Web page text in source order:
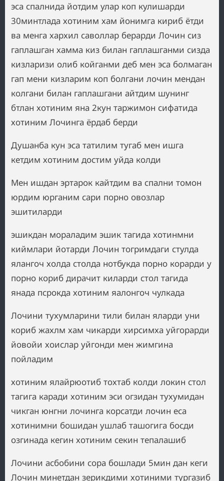
эса спалнида йотдим улар коп кулишарди
30минтлада хотиним хам йонимга кириб ётди
ва менга хархил саволлар берарди Лочин сиз
гаплашган хамма киз билан гаплашганми сизда
кизларизи олиб койганми деб мен эса болмаган
гап мени кизларим коп болгани лочин мендан
колгани билан гаплашгани айтдим шунинг
бтлан хотиним яна 2кун таржимон сифатида
хотиним Лочинга ёрдаб берди
Душанба кун эса татилим тугаб мен ишга
кетдим хотиним достим уйда колди
Мен ишдан эртарок кайтдим ва спални томон
юрдим юрганим сари порно овозлар
эшитиларди
эшикдан мораладим эшик тагида хотинмни
киймлари йотарди Лочин тогримдаги стулда
ялангоч холда столда нотбукда порно корарди у
порно кориб дирачит киларди стол тагида
янада псрокда хотиним яалонгоч чулкада
Лочини тухумларини тили билан яларди уни
кориб жахлм хам чикарди хирсимха уйгорарди
йовойи хоислар уйгонди мен жимгина
пойладим
хотиним ялайрюотиб тохтаб колди локин стол
тагига каради хотиним эси огзидан тухумидан
чикган юнгни лочинга корсатди лочин еса
хотинимни бошидан ушлаб ташогига босди
озгинада кегин хотиним секин тепалашиб
Лочини асбобини сора бошлади 5мин дан кеги
Лочин минетдан зерикдими хотиними тургазиб